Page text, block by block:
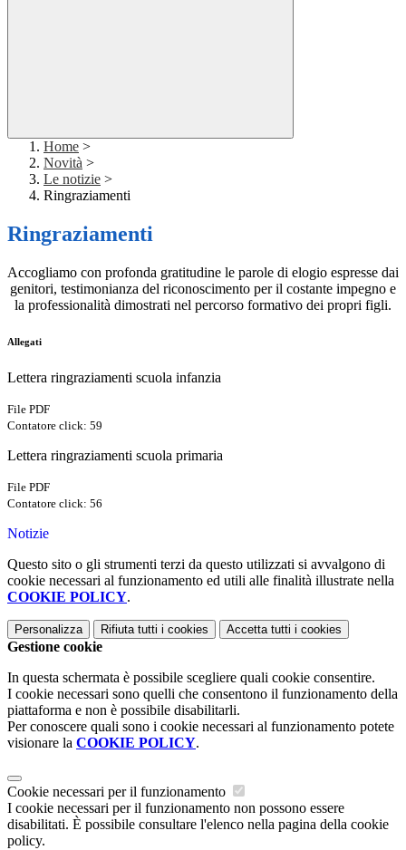
Home >
Novità >
Le notizie >
Ringraziamenti
Ringraziamenti
Accogliamo con profonda gratitudine le parole di elogio espresse dai
genitori, testimonianza del riconoscimento per il costante impegno e
la professionalità dimostrati nel percorso formativo dei propri figli.
Allegati
Lettera ringraziamenti scuola infanzia
File PDF
Contatore click: 59
Lettera ringraziamenti scuola primaria
File PDF
Contatore click: 56
Notizie
Questo sito o gli strumenti terzi da questo utilizzati si avvalgono di
cookie necessari al funzionamento ed utili alle finalità illustrate nella
COOKIE POLICY.
Personalizza Rifiuta tutti i cookies Accetta tutti i cookies
Gestione cookie
In questa schermata è possibile scegliere quali cookie consentire.
I cookie necessari sono quelli che consentono il funzionamento della
piattaforma e non è possibile disabilitarli.
Per conoscere quali sono i cookie necessari al funzionamento potete
visionare la COOKIE POLICY.
Cookie necessari per il funzionamento
I cookie necessari per il funzionamento non possono essere
disabilitati. È possibile consultare l'elenco nella pagina della cookie
policy.